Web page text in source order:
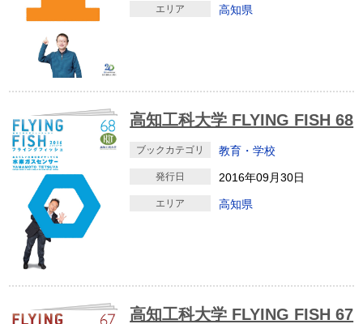
エリア 高知県
高知工科大学 FLYING FISH 68
ブックカテゴリ 教育・学校
発行日 2016年09月30日
エリア 高知県
高知工科大学 FLYING FISH 67